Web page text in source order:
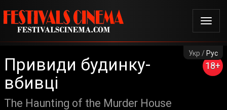
Укр / Рус
18+
Привиди будинку-
вбивці
The Haunting of the Murder House